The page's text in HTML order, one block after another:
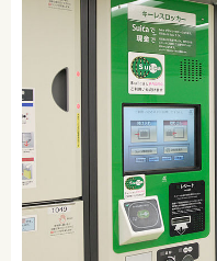
おでかけ
生活